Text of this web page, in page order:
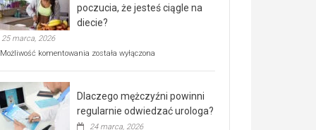
akcja
profilaktyczna
w
już
kwietnia!
poczucia, że jesteś ciągle na
diecie?
25 marca, 2026
Możliwość komentowania Czy
poczucia,
że
została wyłączona
Dlaczego mężczyźni powinni
regularnie odwiedzać urologa?
24 marca, 2026